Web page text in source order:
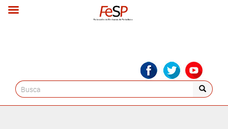
Search
for: